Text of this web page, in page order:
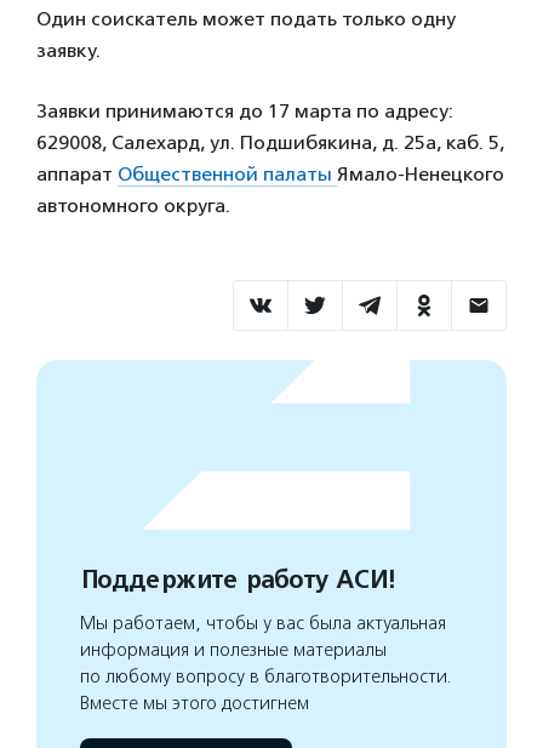
Один соискатель может подать только одну
заявку.
Заявки принимаются до 17 марта по адресу:
629008, Салехард, ул. Подшибякина, д. 25а, каб. 5,
аппарат Общественной палаты Ямало-Ненецкого
автономного округа.
Поддержите работу АСИ!
Мы работаем, чтобы у вас была актуальная
информация и полезные материалы
по любому вопросу в благотворительности.
Вместе мы этого достигнем